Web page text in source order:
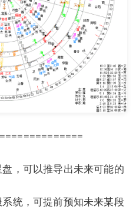
，可以推导出未来可能的
统，可提前预知未来某段